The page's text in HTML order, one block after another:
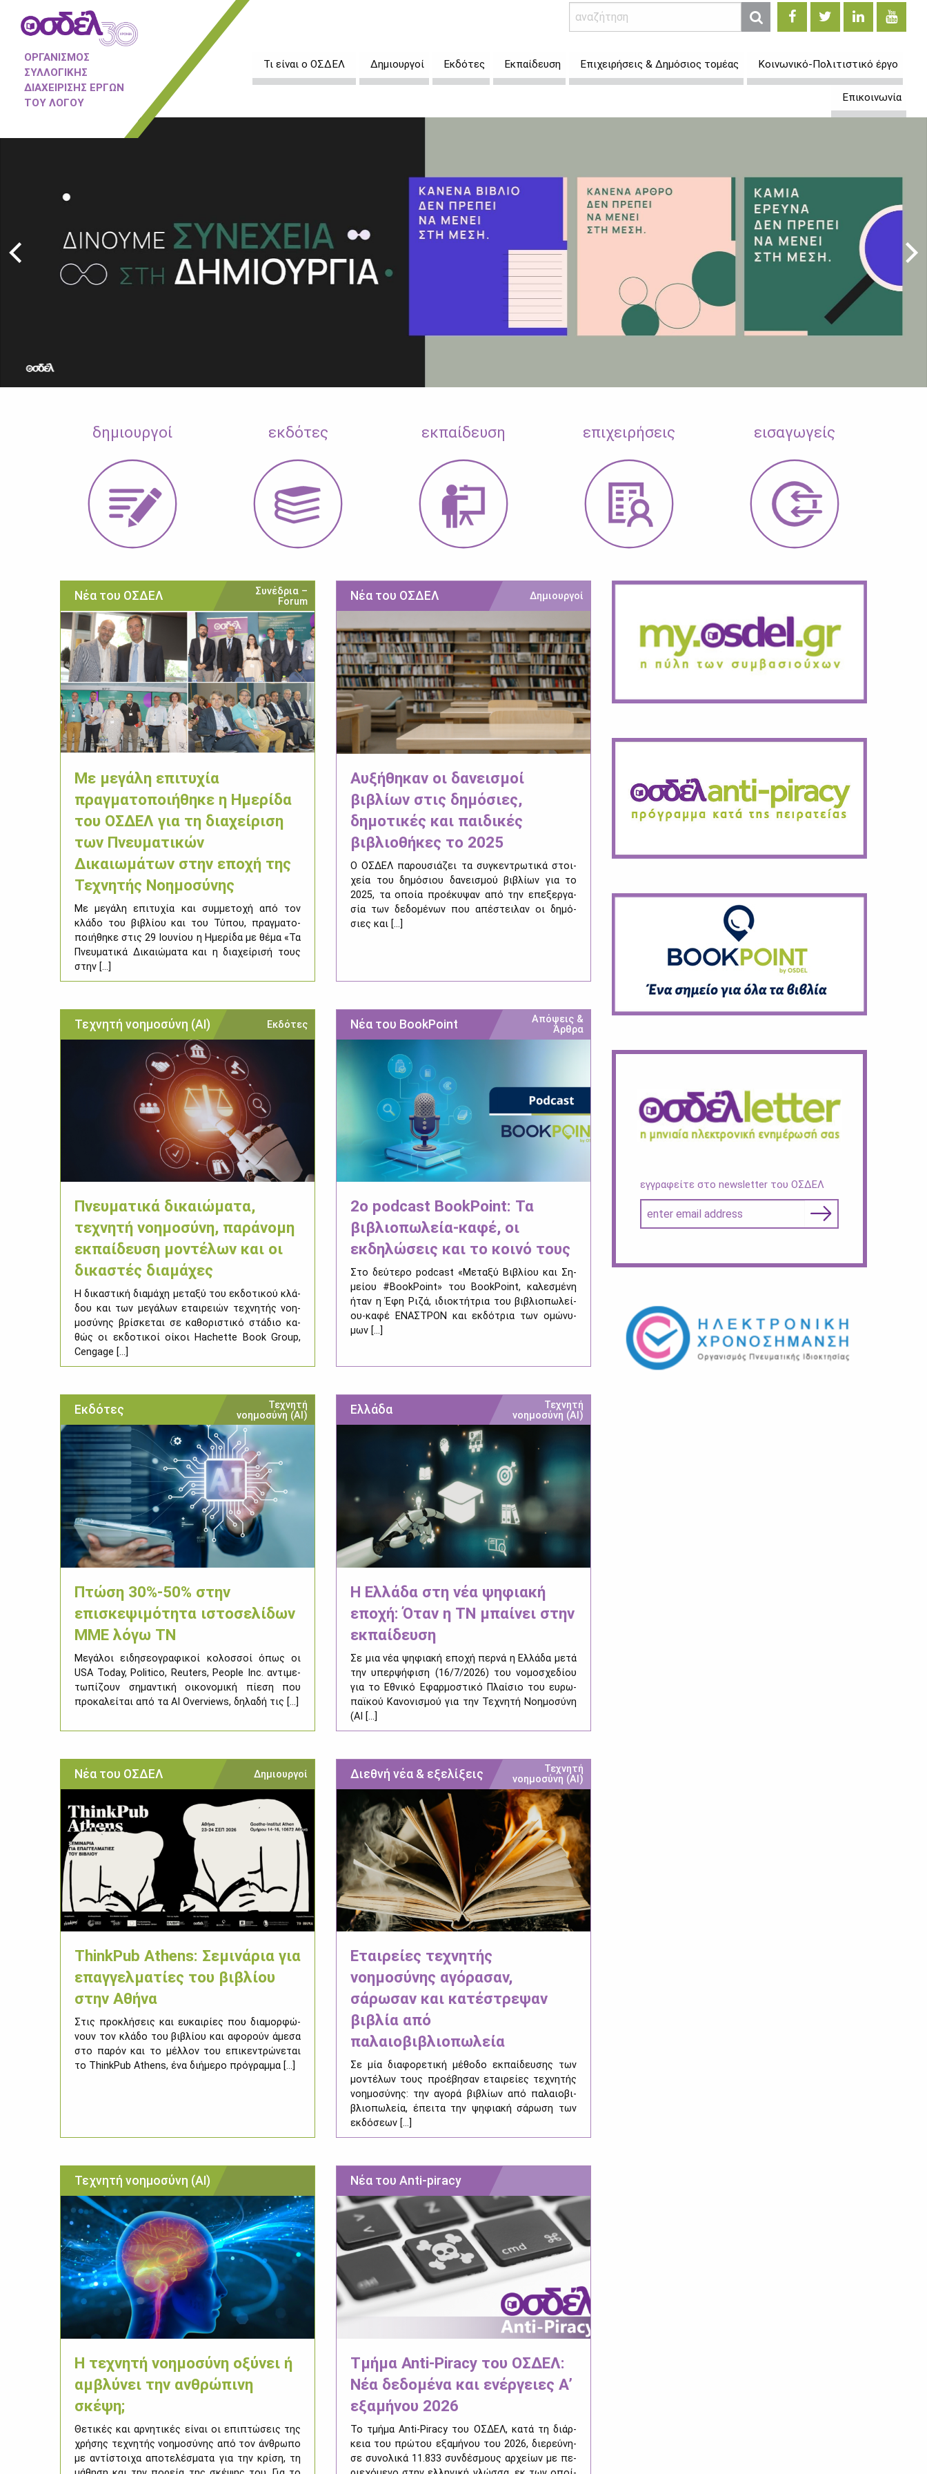
ΟΡΓΑΝΙΣΜΟΣ
ΣΥΛΛΟΓΙΚΗΣ
ΔΙΑΧΕΙΡΙΣΗΣ ΕΡΓΩΝ
ΤΟΥ ΛΟΓΟΥ
Τι είναι ο ΟΣΔΕΛ Δημιουργοί Εκδότες Εκπαίδευση Επιχειρήσεις & Δημόσιος τομέας Κοινωνικό-Πολιτιστικό έργο
Επικοινωνία
δημιουργοί εκδότες εκπαίδευση επιχειρήσεις εισαγωγείς
Νέα του ΟΣΔΕΛ
Συνέδρια –
Forum
Με μεγάλη επιτυχία
πραγματοποιήθηκε η Ημερίδα
του ΟΣΔΕΛ για τη διαχείριση
των Πνευματικών
Δικαιωμάτων στην εποχή της
Τεχνητής Νοημοσύνης
Με με­γά­λη επι­τυ­χία και συμ­με­το­χή από τον
κλά­δο του βι­βλί­ου και του Τύ­που, πραγ­μα­το­
ποι­ή­θη­κε στις 29 Ιου­νί­ου η Ημε­ρί­δα με θέ­μα «Τα
Πνευ­μα­τι­κά Δι­καιώ­μα­τα και η δια­χεί­ρι­σή τους
στην [...]
Νέα του ΟΣΔΕΛ Δημιουργοί
Αυξήθηκαν οι δανεισμοί
βιβλίων στις δημόσιες,
δημοτικές και παιδικές
βιβλιοθήκες το 2025
Ο ΟΣ­ΔΕΛ πα­ρου­σιά­ζει τα συ­γκε­ντρω­τι­κά στοι­
χεία του δη­μό­σιου δα­νει­σμού βι­βλί­ων για το
2025, τα οποία προ­έ­κυ­ψαν από την επε­ξερ­γα­
σία των δε­δο­μέ­νων που απέ­στει­λαν οι δη­μό­
σιες και [...]
Τεχνητή νοημοσύνη (ΑΙ) Εκδότες
Πνευματικά δικαιώματα,
τεχνητή νοημοσύνη, παράνομη
εκπαίδευση μοντέλων και οι
δικαστές διαμάχες
Η δι­κα­στι­κή δια­μά­χη με­τα­ξύ του εκ­δο­τι­κού κλά­
δου και των με­γά­λων εται­ρειών τε­χνη­τής νοη­
μο­σύ­νης βρί­σκε­ται σε κα­θο­ρι­στι­κό στά­διο κα­
θώς οι εκ­δο­τι­κοί οί­κοι Hachette Book Group,
Cengage [...]
Νέα του BookPoint
Απόψεις &
Άρθρα
2ο podcast BookPoint: Τα
βιβλιοπωλεία-καφέ, οι
εκδηλώσεις και το κοινό τους
Στο δεύ­τε­ρο podcast «Με­τα­ξύ Βι­βλί­ου και Ση­
μεί­ου #BookPoint» του BookPoint, κα­λε­σμέ­νη
ήταν η Έφη Ρι­ζά, ιδιο­κτή­τρια του βι­βλιο­πω­λεί­
ου-κα­φέ ΕΝΑ­ΣΤΡΟΝ και εκ­δό­τρια των ομώ­νυ­
μων [...]
Εκδότες
Τεχνητή
νοημοσύνη (ΑΙ)
Πτώση 30%-50% στην
επισκεψιμότητα ιστοσελίδων
ΜΜΕ λόγω ΤΝ
Με­γά­λοι ει­δη­σε­ο­γρα­φι­κοί κο­λοσ­σοί όπως οι
USA Today, Politico, Reuters, People Inc. αντι­με­
τω­πί­ζουν ση­μα­ντι­κή οι­κο­νο­μι­κή πί­ε­ση που
προ­κα­λεί­ται από τα AI Overviews, δη­λα­δή τις [...]
Ελλάδα
Τεχνητή
νοημοσύνη (ΑΙ)
Η Ελλάδα στη νέα ψηφιακή
εποχή: Όταν η ΤΝ μπαίνει στην
εκπαίδευση
Σε μια νέα ψη­φια­κή επο­χή περ­νά η Ελ­λά­δα με­τά
την υπερ­ψή­φι­ση (16/7/2026) του νο­μο­σχε­δί­ου
για το Εθνι­κό Εφαρ­μο­στι­κό Πλαί­σιο του ευ­ρω­
παϊ­κού Κα­νο­νι­σμού για την Τε­χνη­τή Νοη­μο­σύ­νη
(AI [...]
Νέα του ΟΣΔΕΛ Δημιουργοί
ThinkPub Athens: Σεμινάρια για
επαγγελματίες του βιβλίου
στην Αθήνα
Στις προ­κλή­σεις και ευ­και­ρί­ες που δια­μορ­φώ­
νουν τον κλά­δο του βι­βλί­ου και αφο­ρούν άμε­σα
στο πα­ρόν και το μέλ­λον του επι­κε­ντρώ­νε­ται
το ThinkPub Athens, ένα δι­ή­με­ρο πρό­γραμ­μα [...]
Διεθνή νέα & εξελίξεις
Τεχνητή
νοημοσύνη (ΑΙ)
Εταιρείες τεχνητής
νοημοσύνης αγόρασαν,
σάρωσαν και κατέστρεψαν
βιβλία από
παλαιοβιβλιοπωλεία
Σε μία δια­φο­ρε­τι­κή μέ­θο­δο εκ­παί­δευ­σης των
μο­ντέ­λων τους προ­έ­βη­σαν εται­ρεί­ες τε­χνη­τής
νοη­μο­σύ­νης: την αγο­ρά βι­βλί­ων από πα­λαιο­βι­
βλιο­πω­λεία, έπει­τα την ψη­φια­κή σά­ρω­ση των
εκ­δό­σε­ων [...]
Τεχνητή νοημοσύνη (ΑΙ)
Η τεχνητή νοημοσύνη οξύνει ή
αμβλύνει την ανθρώπινη
σκέψη;
Θε­τι­κές και αρ­νη­τι­κές εί­ναι οι επι­πτώ­σεις της
χρή­σης τε­χνη­τής νοη­μο­σύ­νης από τον άν­θρω­πο
με αντί­στοι­χα απο­τε­λέ­σμα­τα για την κρί­ση, τη
Νέα του Anti-piracy
Τμήμα Anti-Piracy του ΟΣΔΕΛ:
Νέα δεδομένα και ενέργειες Α’
εξαμήνου 2026
Το τμή­μα Anti-Piracy του ΟΣ­ΔΕΛ, κα­τά τη διάρ­
κεια του πρώ­του εξα­μή­νου του 2026, διε­ρεύ­νη­
σε συ­νο­λι­κά 11.833 συν­δέ­σμους αρ­χεί­ων με πε­
εγγραφείτε στο newsletter του ΟΣΔΕΛ